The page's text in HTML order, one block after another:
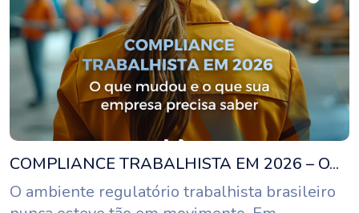
COMPLIANCE TRABALHISTA EM 2026 – O...
O ambiente regulatório trabalhista brasileiro